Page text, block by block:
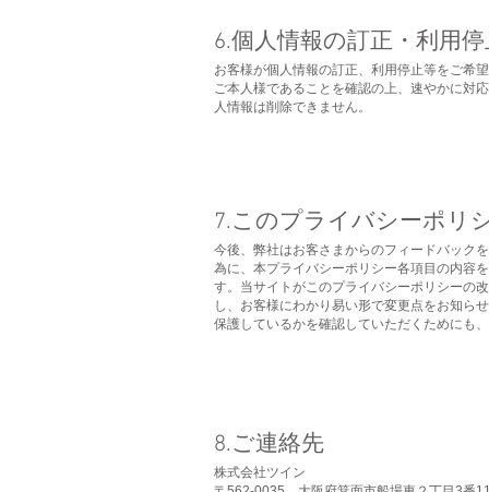
6.個人情報の訂正・利用
お客様が個人情報の訂正、利用停止等をご希
ご本人様であることを確認の上、速やかに対
人情報は削除できません。
​7.このプライバシーポリ
今後、弊社はお客さまからのフィードバック
為に、本プライバシーポリシー各項目の内容
す。当サイトがこのプライバシーポリシーの
し、お客様にわかり易い形で変更点をお知ら
保護しているかを確認していただくためにも
8.ご連絡先
株式会社ツイン